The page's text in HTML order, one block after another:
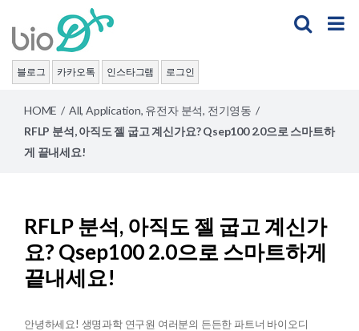
content
블로그 카카오톡 인스타그램 로그인
HOME / All,Application, 유전자 분석, 전기영동 /
RFLP 분석, 아직도 젤 굽고 계신가요? Qsep100 2.0으로 스마트하
게 끝내세요!
RFLP 분석, 아직도 젤 굽고 계신가
요? Qsep100 2.0으로 스마트하게
끝내세요!
안녕하세요! 생명과학 연구원 여러분의 든든한 파트너 바이오디